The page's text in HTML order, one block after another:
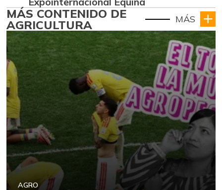
MÁS CONTENIDO DE
AGRICULTURA MÁS
AGRO